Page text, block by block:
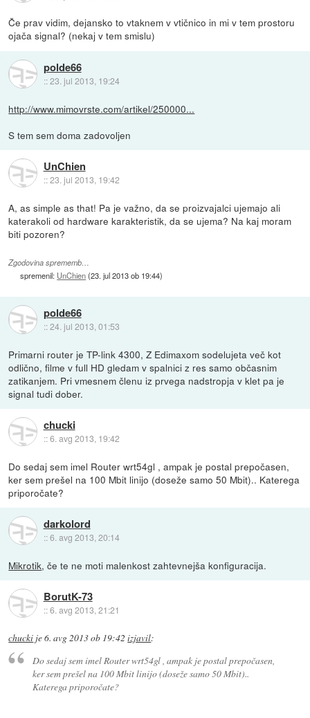
Če prav vidim, dejansko to vtaknem v vtičnico in mi v tem prostoru
ojača signal? (nekaj v tem smislu)
polde66
::23. jul 2013, 19:24
http://www.mimovrste.com/artikel/250000...
S tem sem doma zadovoljen
UnChien
::23. jul 2013, 19:42
A, as simple as that! Pa je važno, da se proizvajalci ujemajo ali
katerakoli od hardware karakteristik, da se ujema? Na kaj moram
biti pozoren?
Zgodovina sprememb…
spremenil: UnChien(23. jul 2013 ob 19:44)
polde66
::24. jul 2013, 01:53
Primarni router je TP-link 4300, Z Edimaxom sodelujeta več kot
odlično, filme v full HD gledam v spalnici z res samo občasnim
zatikanjem. Pri vmesnem členu iz prvega nadstropja v klet pa je
signal tudi dober.
chucki
::6. avg 2013, 19:42
Do sedaj sem imel Router wrt54gl , ampak je postal prepočasen,
ker sem prešel na 100 Mbit linijo (doseže samo 50 Mbit).. Katerega
priporočate?
darkolord
::6. avg 2013, 20:14
Mikrotik, če te ne moti malenkost zahtevnejša konfiguracija.
BorutK-73
::6. avg 2013, 21:21
chucki je6. avg 2013 ob 19:42 izjavil:
Do sedaj sem imel Router wrt54gl , ampak je postal prepočasen,
ker sem prešel na 100 Mbit linijo (doseže samo 50 Mbit)..
Katerega priporočate?